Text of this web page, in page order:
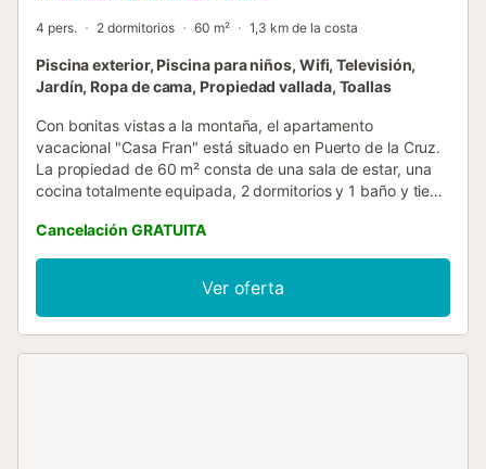
4 pers. 2 dormitorios 60 m² 1,3 km de la costa
Piscina exterior, Piscina para niños, Wifi, Televisión,
Jardín, Ropa de cama, Propiedad vallada, Toallas
Con bonitas vistas a la montaña, el apartamento
vacacional "Casa Fran" está situado en Puerto de la Cruz.
La propiedad de 60 m² consta de una sala de estar, una
cocina totalmente equipada, 2 dormitorios y 1 baño y tiene
(apto para videollamadas), el ventilador y la lavadora
están incluidos. También hay disponible una cuna y una
trona. Su zona exterior privada incluye un jardín, una
terraza cubierta y una ducha exterior. También hay una
zona exterior compartida con piscina y piscina infantil. Los
Cancelación GRATUITA
Ver oferta